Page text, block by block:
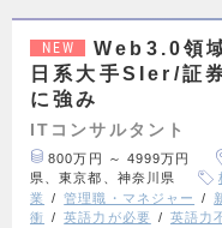
NEW
Web3.0領
日系大手SIer/証
に強み
ITコンサルタント
800万円 ～ 4999万円
県、東京都、神奈川県
業
管理職・マネジャー
衝
英語力が必要 英語力